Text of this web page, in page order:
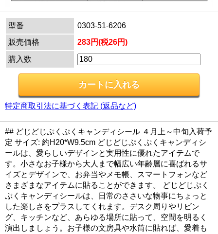
型番
0303-51-6206
販売価格
283円(税26円)
購入数
特定商取引法に基づく表記 (返品など)
## どじどじぷくぷくキャンディシール ４月上～中旬入荷予
定 サイズ: 約H20*W9.5cm どじどじぷくぷくキャンディシ
ールは、愛らしいデザインと実用性に優れたアイテムで
す。小さなお子様から大人まで幅広い年齢層に喜ばれるサ
イズとデザインで、お弁当やメモ帳、スマートフォンなど
さまざまなアイテムに貼ることができます。 どじどじぷく
ぷくキャンディシールは、日常のささいな物事にちょっと
した楽しさをプラスしてくれます。デスク周りやリビン
グ、キッチンなど、あらゆる場所に貼って、空間を明るく
演出しましょう。お子様の文房具や水筒に貼れば、愛着も